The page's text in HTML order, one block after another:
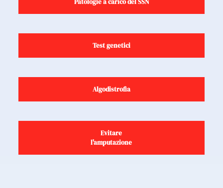
Test genetici
Algodistrofia
Evitare
l'amputazione